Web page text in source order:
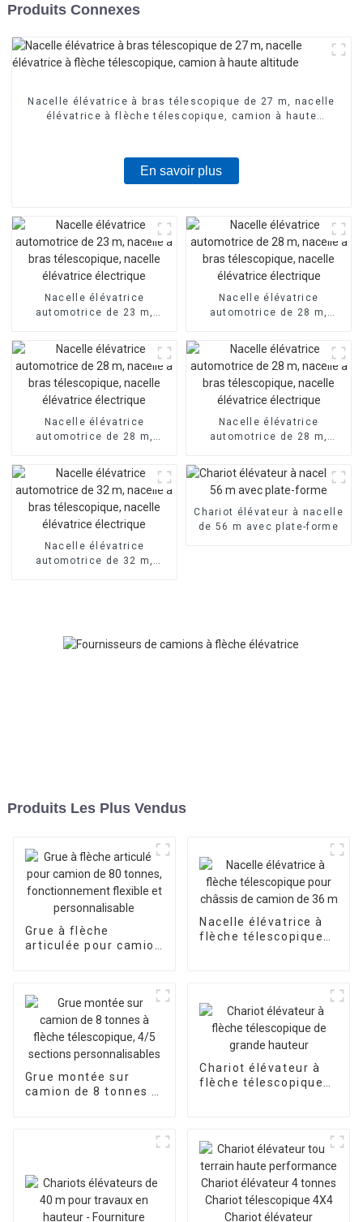
Produits Connexes
Nacelle élévatrice à bras télescopique de 27 m, nacelle
élévatrice à flèche télescopique, camion à haute
En savoir plus
Nacelle élévatrice
automotrice de 23 m,
télescopique, nacelle
élévatrice électrique
Nacelle élévatrice
automotrice de 28 m,
télescopique, nacelle
élévatrice électrique
Nacelle élévatrice
automotrice de 28 m,
télescopique, nacelle
élévatrice électrique
Nacelle élévatrice
automotrice de 28 m,
télescopique, nacelle
élévatrice électrique
Nacelle élévatrice
automotrice de 32 m,
Chariot élévateur à nacelle
de 56 m avec plate-forme
Produits Les Plus Vendus
Grue à flèche
articulée pour camion
personnalisable
Nacelle élévatrice à
flèche télescopique
Grue montée sur
camion de 8 tonnes à
Chariot élévateur à
flèche télescopique